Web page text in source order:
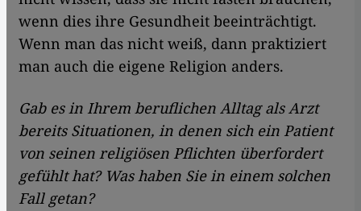
wenn dies ihre Gesundheit beeinträchtigt.
Wenn man das nicht weiß, dann praktiziert
man auch die eigene Religion anders.
Gab es in Ihrem beruflichen Alltag als Arzt
bereits Situationen, in denen sich ein Patient
von seinen religiösen Pflichten überfordert
gefühlt hat? Was haben Sie in einem solchen
Fall getan?